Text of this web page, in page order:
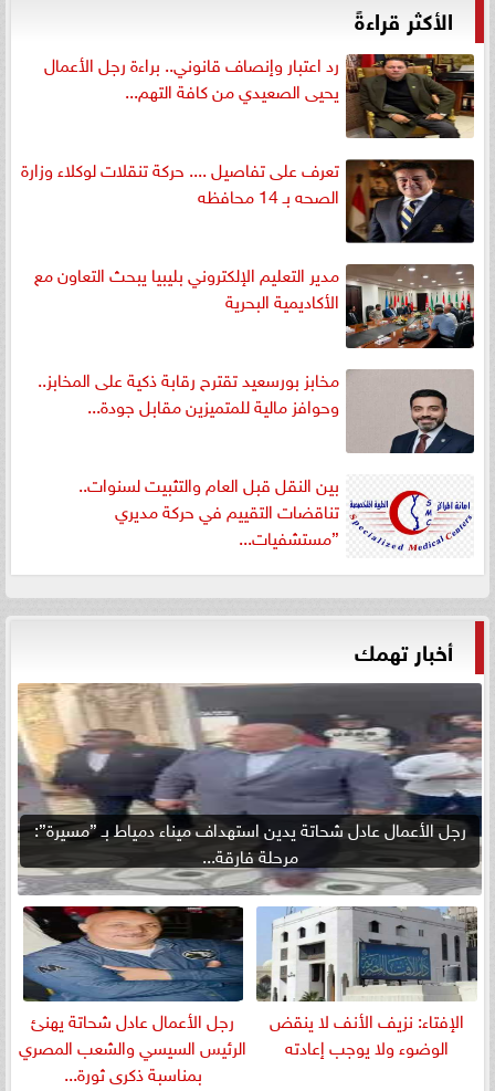
الأكثر قراءةً
رد اعتبار وإنصاف قانوني.. براءة رجل الأعمال
يحيى الصعيدي من كافة التهم...
تعرف على تفاصيل .... حركة تنقلات لوكلاء وزارة
الصحه بـ 14 محافظه
مدير التعليم الإلكتروني بليبيا يبحث التعاون مع
الأكاديمية البحرية
مخابز بورسعيد تقترح رقابة ذكية على المخابز..
وحوافز مالية للمتميزين مقابل جودة...
بين النقل قبل العام والتثبيت لسنوات..
تناقضات التقييم في حركة مديري
”مستشفيات...
أخبار تهمك
رجل الأعمال عادل شحاتة يدين استهداف ميناء دمياط بـ ”مسيرة”:
مرحلة فارقة...
الإفتاء: نزيف الأنف لا ينقض
الوضوء ولا يوجب إعادته
رجل الأعمال عادل شحاتة يهنئ
الرئيس السيسي والشعب المصري
بمناسبة ذكرى ثورة...